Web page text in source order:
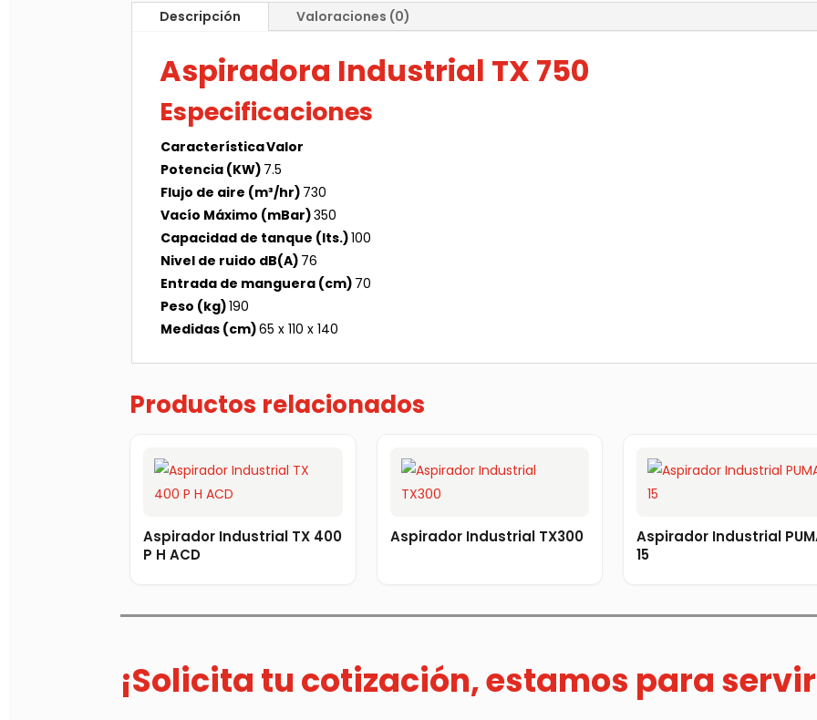
Descripción Valoraciones (0)
Aspiradora Industrial TX 750
Especificaciones
CaracterísticaValor
Potencia (KW) 7.5
Flujo de aire (m³/hr) 730
Vacío Máximo (mBar)350
Capacidad de tanque (lts.)100
Nivel de ruido dB(A) 76
Entrada de manguera (cm) 70
Peso (kg)190
Medidas (cm)65 x 110 x 140
Productos relacionados
Aspirador Industrial TX 400
P H ACD
Aspirador Industrial TX300
Aspirador Industrial
15
¡Solicita tu cotización, estamos para